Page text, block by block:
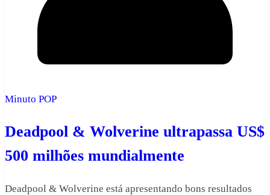
Minuto POP
Deadpool & Wolverine ultrapassa US$
500 milhões mundialmente
Deadpool & Wolverine está apresentando bons resultados